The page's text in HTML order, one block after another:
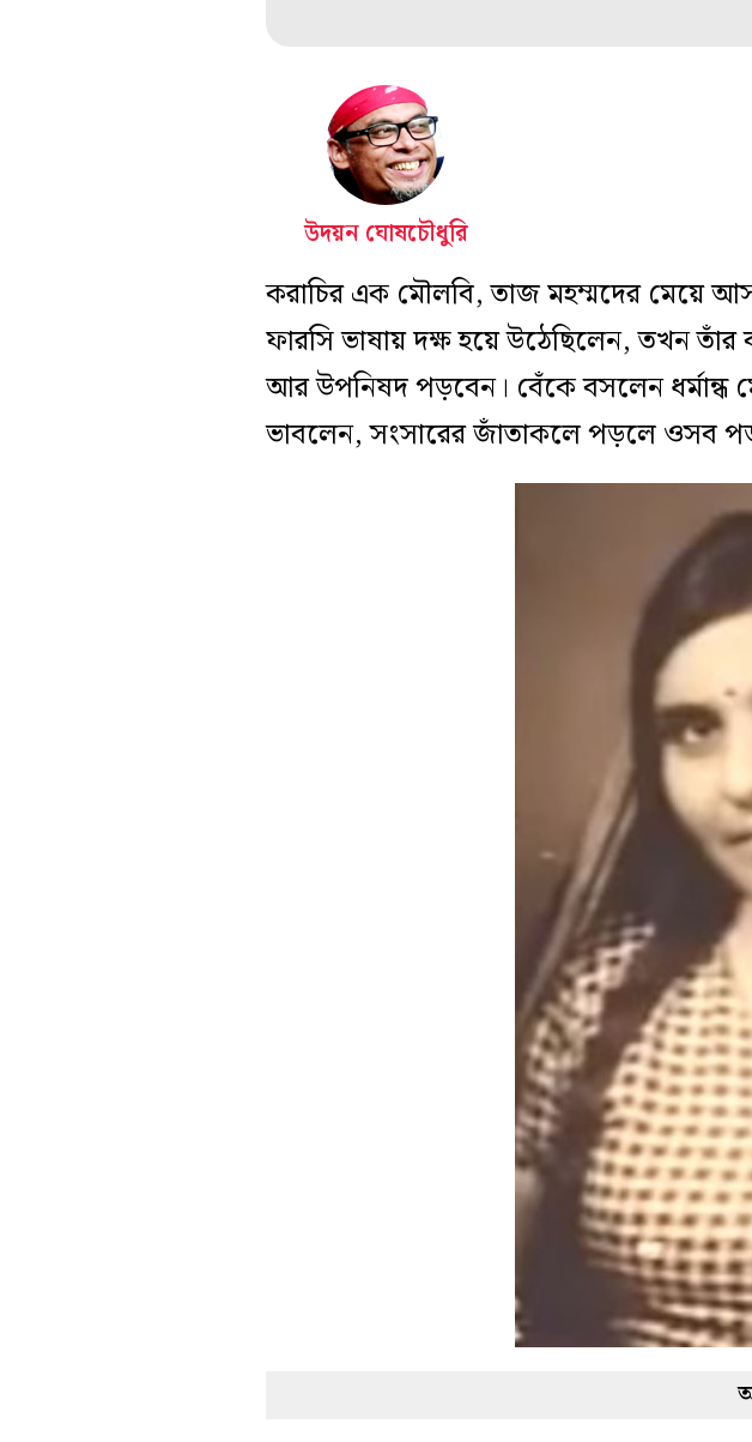
উদয়ন ঘোষচৌধুরি
করাচির এক মৌলবি, তাজ মহম্মদের মেয়ে
ফারসি ভাষায় দক্ষ হয়ে উঠেছিলেন, তখন তাঁর
আর উপনিষদ পড়বেন। বেঁকে বসলেন ধর্মান্ধ
ভাবলেন, সংসারের জাঁতাকলে পড়লে ওসব